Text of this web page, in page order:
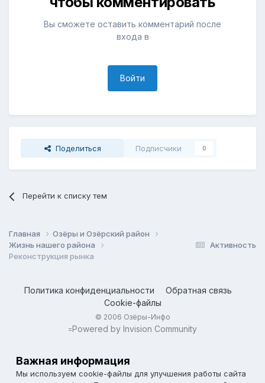
Вы сможете оставить комментарий после
входа в
Войти
Поделиться Подписчики 0
Перейти к списку тем
Активность
Главная
Озёры и Озёрский район
Жизнь нашего района
Реконструкция рынка
Политика конфиденциальности
Обратная связь
Cookie-файлы
© 2006 Озёры-Инфо
=Powered by Invision Community
Важная информация
Мы используем cookie-файлы для улучшения работы сайта